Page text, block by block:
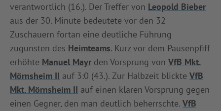
verantwortlich (16.). Der Treffer von Leopold Bieber
aus der 30. Minute bedeutete vor den 32
Zuschauern fortan eine deutliche Führung
zugunsten des Heimteams. Kurz vor dem Pausenpfiff
erhöhte Manuel Mayr den Vorsprung von VfB Mkt.
Mörnsheim II auf 3:0 (43.). Zur Halbzeit blickte VfB
Mkt. Mörnsheim II auf einen klaren Vorsprung gegen
einen Gegner, den man deutlich beherrschte. VfB